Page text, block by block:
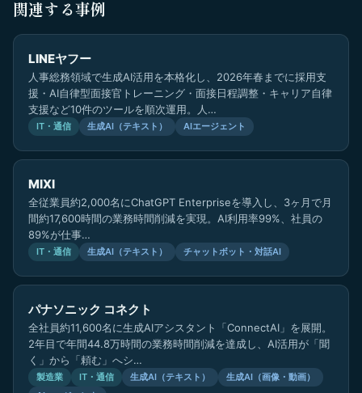
関連する事例
LINEヤフー
人事総務領域で生成AI活用を本格化し、2026年春までに採用支
援・AI自律型面接官トレーニング・面接日程調整・キャリア自律
支援など10件のツールを順次運用。人…
IT・通信 生成AI（テキスト） AIエージェント
MIXI
全従業員約2,000名にChatGPT Enterpriseを導入し、3ヶ月で月
間約17,600時間の業務時間削減を実現。AI利用率99%、社員の
89%が仕事…
IT・通信 生成AI（テキスト） チャットボット・対話AI
パナソニック コネクト
全社員約11,600名に生成AIアシスタント「ConnectAI」を展開。
2年目で年間44.8万時間の業務時間削減を達成し、AI活用が「聞
く」から「頼む」へシ…
製造業 IT・通信 生成AI（テキスト）
生成AI（画像・動画）